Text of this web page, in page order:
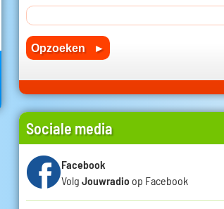
Sociale media
Facebook
Volg Jouwradio op Facebook